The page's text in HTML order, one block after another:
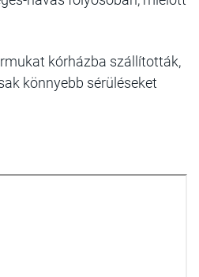
kórházba szállították,
könnyebb sérüléseket